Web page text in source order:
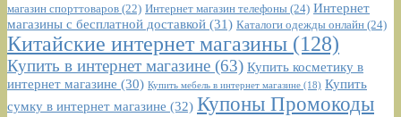
магазин спорттоваров (22) Интернет магазин телефоны (24) Интернет
магазины с бесплатной доставкой (31) Каталоги одежды онлайн (24)
Китайские интернет магазины (128)
Купить в интернет магазине (63) Купить косметику в
интернет магазине (30) Купить мебель в интернет магазине (18) Купить
сумку в интернет магазине (32) Купоны Промокоды